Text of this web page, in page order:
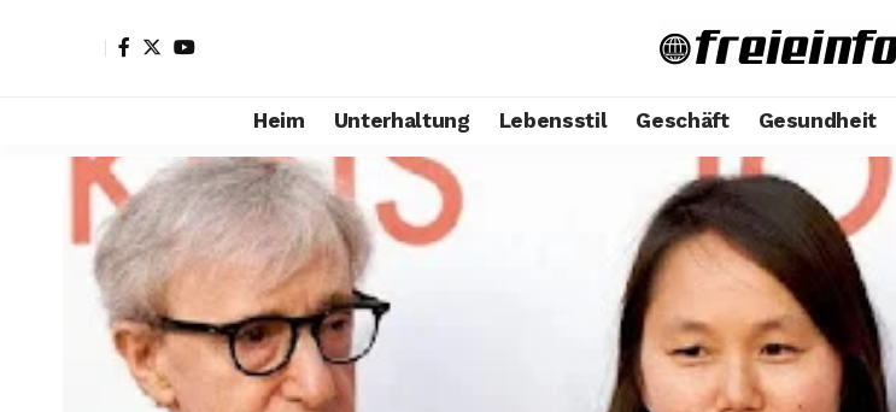
Heim Unterhaltung Lebensstil Geschäft Gesundheit